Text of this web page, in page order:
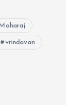
vrindavan